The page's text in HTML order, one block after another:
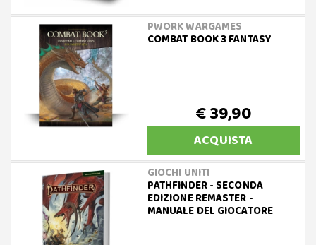
PWORK WARGAMES
COMBAT BOOK 3 FANTASY
€ 39,90
ACQUISTA
GIOCHI UNITI
PATHFINDER - SECONDA
EDIZIONE REMASTER -
MANUALE DEL GIOCATORE